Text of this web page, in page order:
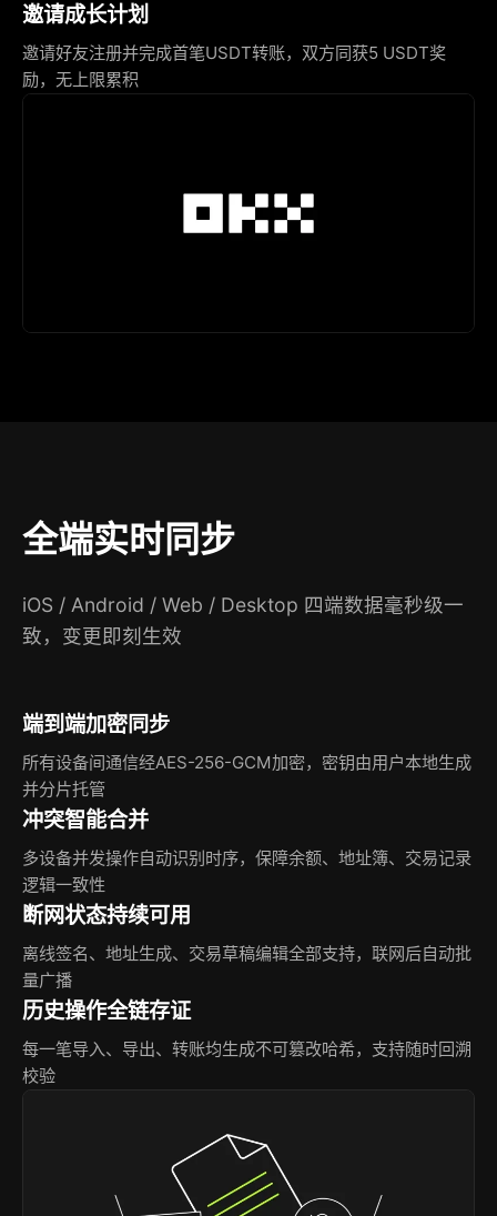
邀请成长计划
邀请好友注册并完成首笔USDT转账，双方同获5 USDT奖
励，无上限累积
全端实时同步
iOS / Android / Web / Desktop 四端数据毫秒级一
致，变更即刻生效
端到端加密同步
所有设备间通信经AES-256-GCM加密，密钥由用户本地生成
并分片托管
冲突智能合并
多设备并发操作自动识别时序，保障余额、地址簿、交易记录
逻辑一致性
断网状态持续可用
离线签名、地址生成、交易草稿编辑全部支持，联网后自动批
量广播
历史操作全链存证
每一笔导入、导出、转账均生成不可篡改哈希，支持随时回溯
校验